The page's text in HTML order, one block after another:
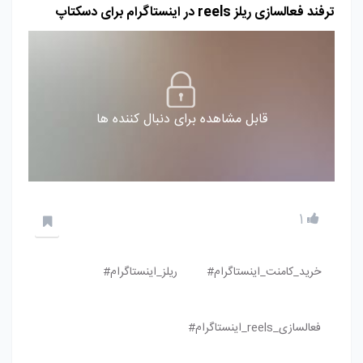
ترفند فعالسازی ریلز reels در اینستاگرام برای دسکتاپ
قابل مشاهده برای دنبال کننده ها
1
خرید_کامنت_اینستاگرام# ریلز_اینستاگرام#
فعالسازی_reels_اینستاگرام#